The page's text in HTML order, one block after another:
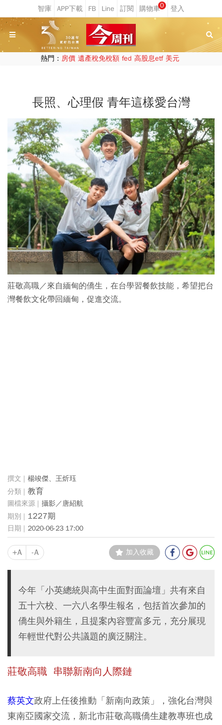
0
熱門： 房價 遺產稅免稅額 fed 高股息etf 美元
長照、心理假 青年這樣愛台灣
莊敬高職／來自緬甸的僑生，在台學習餐飲技能，希望把台
灣餐飲文化帶回緬甸，促進交流。
楊竣傑、王炘珏
教育
攝影／唐紹航
1227期
2020-06-23 17:00
+A -A 加入收藏
今年「小英總統與高中生面對面論壇」共有來自
五十六校、一六八名學生報名，包括首次參加的
僑生與外籍生，且提案內容豐富多元，充分展現
年輕世代對公共議題的廣泛關注。
莊敬高職 串聯新南向人際鏈
蔡英文政府上任後推動「新南向政策」，強化台灣與
東南亞國家交流，新北市莊敬高職僑生建教專班也成